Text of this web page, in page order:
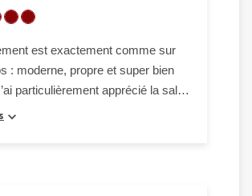
est exactement comme sur
: moderne, propre et super bien
particulièrement apprécié la salle
vrai plus ! L’emplacement à